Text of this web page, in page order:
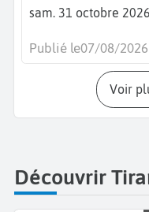
sam. 31 octobre 2026
Publié le07/08/2026
Voir
Découvrir